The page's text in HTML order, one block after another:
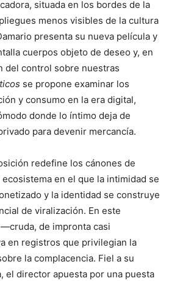
situada en los bordes de la
menos visibles de la cultura
presenta su nueva película y
cuerpos objeto de deseo y, en
del control sobre nuestras
se propone examinar los
y consumo en la era digital,
donde lo íntimo deja de
para devenir mercancía.
redefine los cánones de
en el que la intimidad se
y la identidad se construye
de viralización. En este
de impronta casi
en registros que privilegian la
la complacencia. Fiel a su
el director apuesta por una puesta